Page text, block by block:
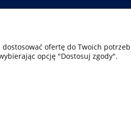
konta
Kontakt
ofertę do Twoich
opcję "Dostosuj zgody".